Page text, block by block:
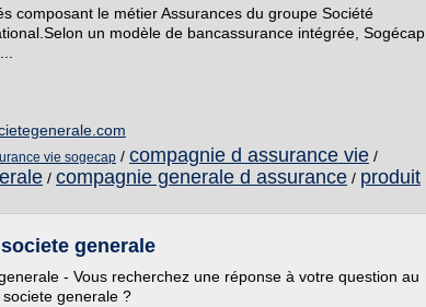
composant le métier Assurances du groupe Société
un modèle de bancassurance intégrée, Sogécap
vie sogecap / compagnie d assurance vie /
/ compagnie generale d assurance / produit
generale
- Vous recherchez une réponse à votre question au
generale ?